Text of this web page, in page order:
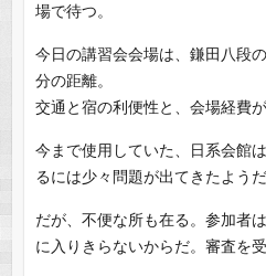
場で待つ。
今日の講習会会場は、鎌田八段
分の距離。
交通と宿の利便性と、会場経費
今まで使用していた、日系会館
るには少々問題が出てきたようだ
だが、不便な所も在る。参加者
に入りきらないからだ。審査を